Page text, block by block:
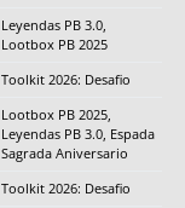
Leyendas PB 3.0,
Lootbox PB 2025
Toolkit 2026: Desafio
Lootbox PB 2025,
Leyendas PB 3.0, Espada
Sagrada Aniversario
Toolkit 2026: Desafio